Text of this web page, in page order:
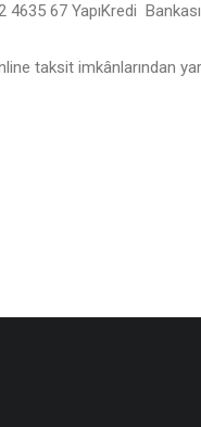
67 YapıKredi
taksit imkânlarından